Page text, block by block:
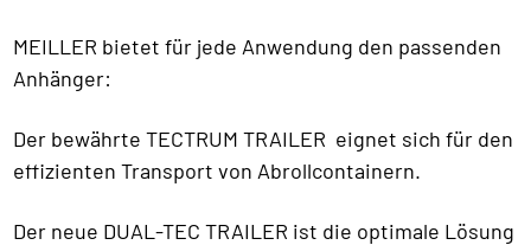
MEILLER bietet für jede Anwendung den passenden
Anhänger:
Der bewährte TECTRUM TRAILER eignet sich für den
effizienten Transport von Abrollcontainern.
Der neue DUAL-TEC TRAILER ist die optimale Lösung